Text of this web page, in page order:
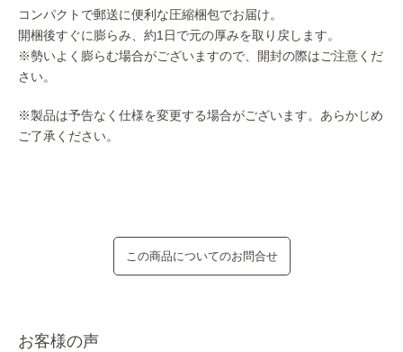
コンパクトで郵送に便利な圧縮梱包でお届け。
開梱後すぐに膨らみ、約1日で元の厚みを取り戻します。
※勢いよく膨らむ場合がございますので、開封の際はご注意くだ
さい。
※製品は予告なく仕様を変更する場合がございます。あらかじめ
ご了承ください。
この商品についてのお問合せ
お客様の声